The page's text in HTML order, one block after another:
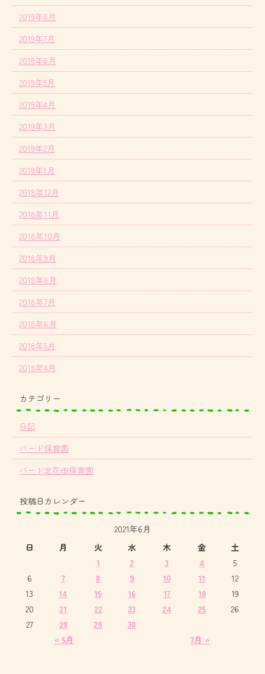
2019年8月
2019年7月
2019年6月
2019年5月
2019年4月
2019年3月
2019年2月
2019年1月
2018年12月
2018年11月
2018年10月
2018年9月
2018年8月
2018年7月
2018年6月
2018年5月
2018年4月
カテゴリー
日記
バード保育園
バード北花田保育園
投稿日カレンダー
2021年6月
日
月 火 水 木 金 土
« 5月 7月 »
1 2 3 4
5
6
7 8 9 10 11
12
13
14 15 16 17 18
19
20
21 22 23 24 25
26
27
28 29 30